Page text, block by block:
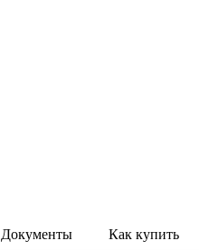
Документы Как купить